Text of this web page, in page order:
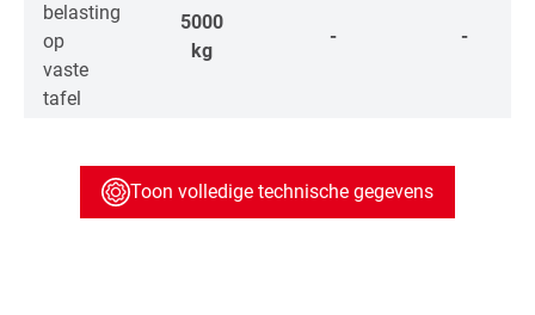
belasting
op
vaste
tafel
5000
kg
- -
Toon volledige technische gegevens